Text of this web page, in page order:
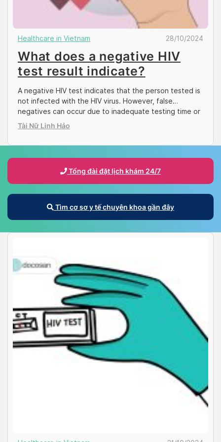
Healthcare in Vietnam 28/10/2024
What does a negative HIV
test result indicate?
A negative HIV test indicates that the person tested is
not infected with the HIV virus. However, false
negatives can occur due to inadequate testing time or
incorrect procedures. So, what should you do when
Tài Nữ Linh Hảo
Tổng đài đặt lịch khám 24/7
Tìm cơ sơ y tế chuyên khoa gần đây